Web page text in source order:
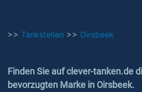
>> Tankstellen >> Oirsbeek
Finden Sie auf clever-tanken.de
bevorzugten Marke in Oirsbeek.